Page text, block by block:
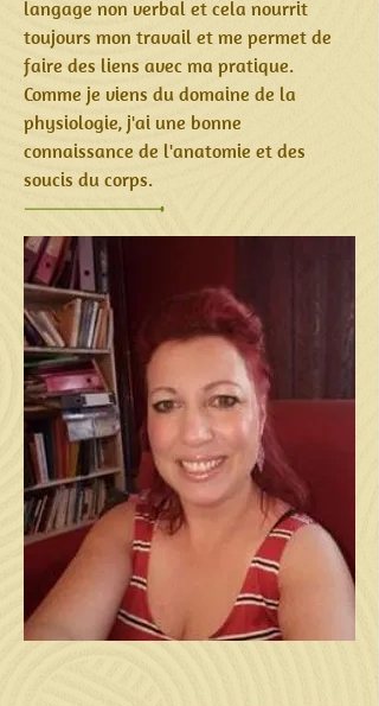
langage non verbal et cela nourrit
toujours mon travail et me permet de
faire des liens avec ma pratique.
Comme je viens du domaine de la
physiologie, j'ai une bonne
connaissance de l'anatomie et des
soucis du corps.